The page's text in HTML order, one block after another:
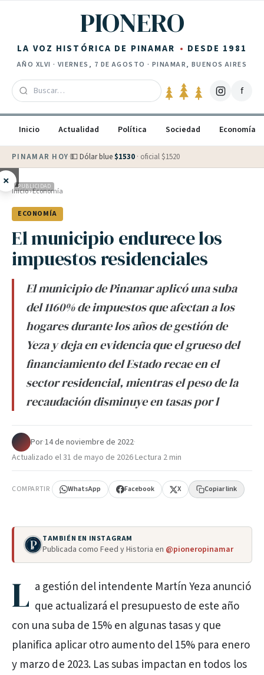
PIONERO
LA VOZ HISTÓRICA DE PINAMAR DESDE 1981
AÑO XLVI · VIERNES, 7 DE AGOSTO · PINAMAR, BUENOS AIRES
f
Inicio Actualidad Política Sociedad Economía
PINAMAR HOY·💵 Dólar blue $1530 · oficial $1520
× PUBLICIDAD
Inicio›Economía
ECONOMÍA
El municipio endurece los
impuestos residenciales
El municipio de Pinamar aplicó una suba
del 1160% de impuestos que afectan a los
hogares durante los años de gestión de
Yeza y deja en evidencia que el grueso del
financiamiento del Estado recae en el
sector residencial, mientras el peso de la
recaudación disminuye en tasas por l
Por·14 de noviembre de 2022·
Actualizado el31 de mayo de 2026·Lectura 2 min
COMPARTIR WhatsApp Facebook X Copiar link
TAMBIÉN EN INSTAGRAM
Publicada como Feed y Historia en @pioneropinamar
L a gestión del intendente Martín Yeza anunció
que actualizará el presupuesto de este año
con una suba de 15% en algunas tasas y que
planifica aplicar otro aumento del 15% para enero
y marzo de 2023. Las subas impactan en todos los